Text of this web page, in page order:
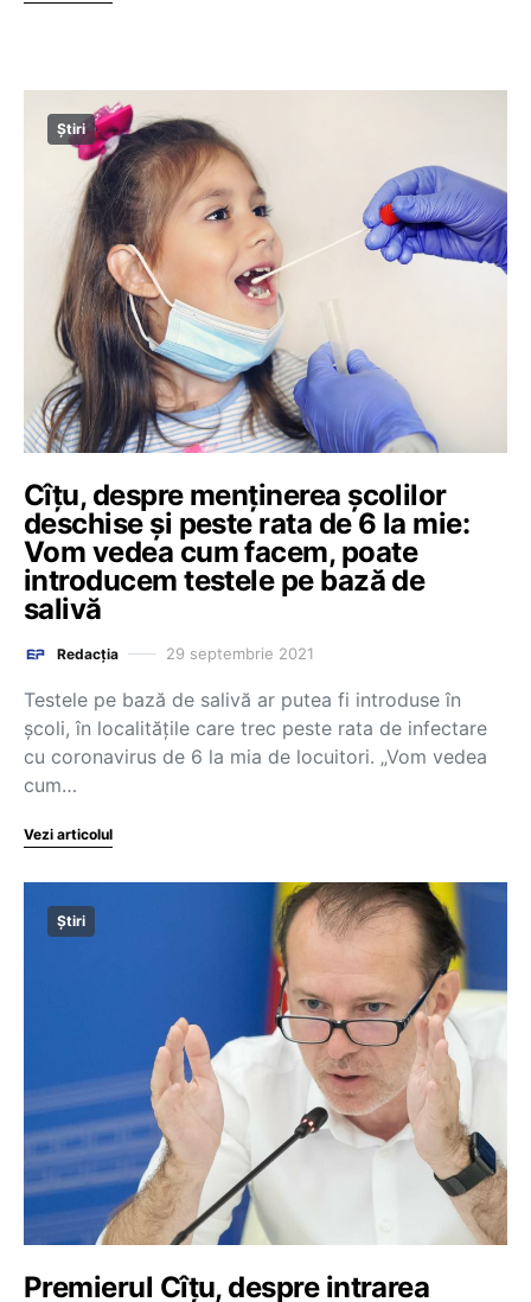
Știri
Cîțu, despre menținerea școlilor
deschise și peste rata de 6 la mie:
Vom vedea cum facem, poate
introducem testele pe bază de
salivă
Redacția 29 septembrie 2021
Testele pe bază de salivă ar putea fi introduse în
școli, în localitățile care trec peste rata de infectare
cu coronavirus de 6 la mia de locuitori. „Vom vedea
cum…
Vezi articolul
Știri
Premierul Cîțu, despre intrarea